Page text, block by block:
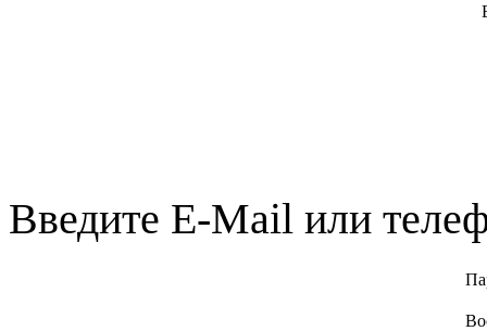
Введите E-Mail или